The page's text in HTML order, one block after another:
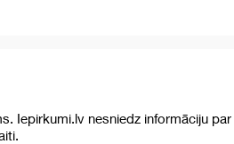
Iepirkumi.lv nesniedz informāciju